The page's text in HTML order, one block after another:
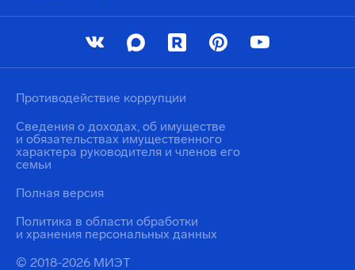
© 2018-2026 МИЭТ
Политика в области обработки
и хранения персональных данных
Противодействие коррупции
Сведения о доходах, об имуществе
и обязательствах имущественного
характера руководителя и членов его
семьи
Полная версия